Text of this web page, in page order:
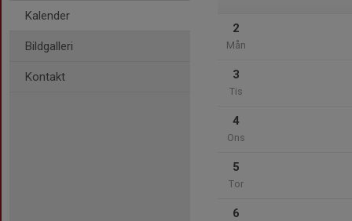
Kalender
Bildgalleri
Kontakt
2
Mån
3
Tis
4
Ons
5
Tor
6